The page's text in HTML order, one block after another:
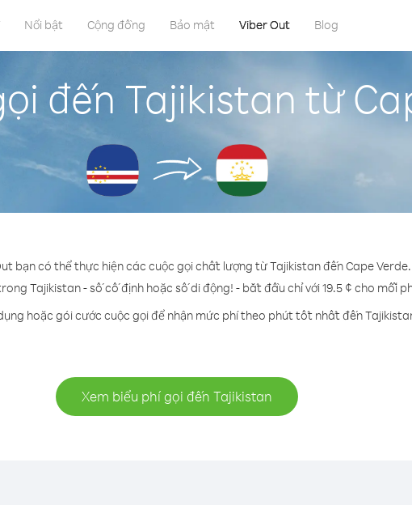
Nổi bật Cộng đồng Bảo mật Viber Out Blog
đến Tajikistan từ
bạn có thể thực hiện các cuộc gọi chất lượng từ Tajikistan đến Cape Verde.
Tajikistan - số cố định hoặc số di động! - bắt đầu chỉ với 19.5 ¢ cho mỗi
hoặc gói cước cuộc gọi để nhận mức phí theo phút tốt nhất đến
Xem biểu phí gọi đến Tajikistan